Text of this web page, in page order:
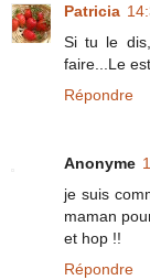
Patricia
Si tu le
faire...Le
Répondre
Anonyme
je suis
maman
et hop !!
Répondre